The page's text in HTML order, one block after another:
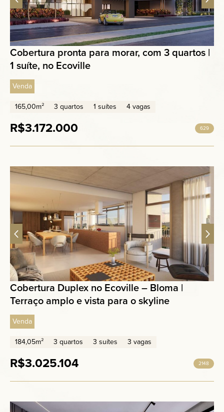
Cobertura pronta para morar, com 3 quartos |
1 suíte, no Ecoville
Venda
165,00m²
3 quartos 1 suítes 4 vagas
R$3.172.000 629
Cobertura Duplex no Ecoville – Bloma |
Terraço amplo e vista para o skyline
Venda
184,05m²
3 quartos 3 suítes 3 vagas
R$3.025.104 2148